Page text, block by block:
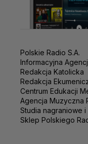
Polskie Radio S.A.
Informacyjna
Redakcja Katolicka
Redakcja
Centrum Edukacji
Agencja Muzyczna
Studia nagraniowe
Sklep Polskiego